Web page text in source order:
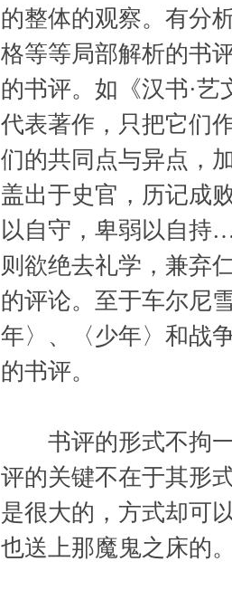
的整体的观察。有分
格等等局部解析的书
的书评。如《汉书·
代表著作，只把它们
们的共同点与异点，
盖出于史官，历记成
以自守，卑弱以自持
则欲绝去礼学，兼弃
的评论。至于车尔尼
年〉、〈少年〉和战
的书评。
书评的形式不拘一
评的关键不在于其形
是很大的，方式却可
也送上那魔鬼之床的